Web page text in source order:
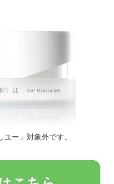
ー」対象外です。